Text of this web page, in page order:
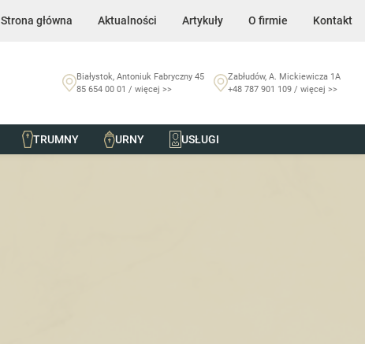
Strona główna Aktualności Artykuły O firmie Kontakt
Białystok, Antoniuk Fabryczny 45
85 654 00 01 / więcej >>
Zabłudów, A. Mickiewicza 1A
+48 787 901 109 / więcej >>
TRUMNY URNY USŁUGI